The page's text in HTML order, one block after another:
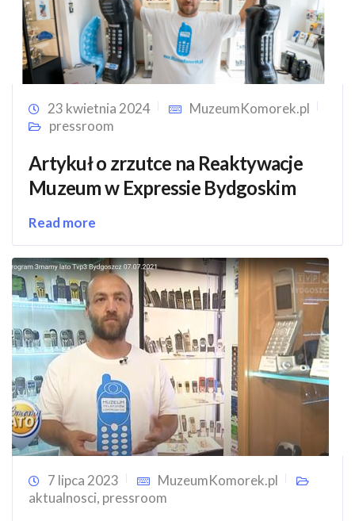
23 kwietnia 2024
MuzeumKomorek.pl
pressroom
Artykuł o zrzutce na Reaktywacje
Muzeum w Expressie Bydgoskim
Read more
7 lipca 2023
MuzeumKomorek.pl
aktualnosci, pressroom